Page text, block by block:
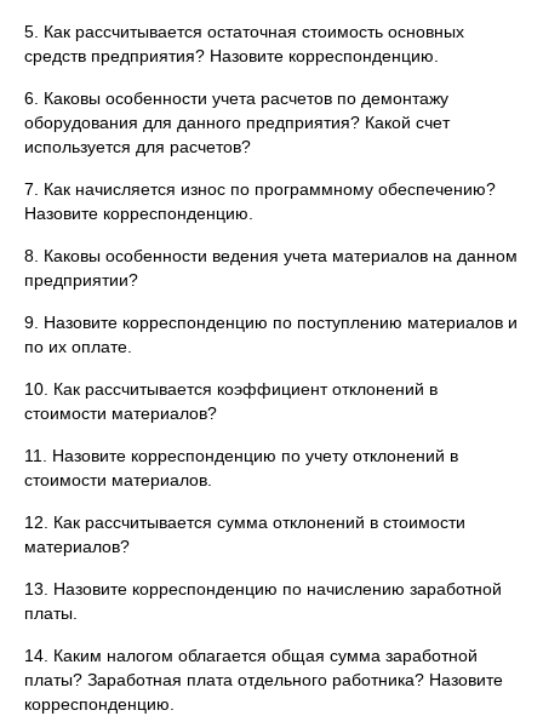
5. Как рассчитывается остаточная стоимость основных
средств предприятия? Назовите корреспонденцию.
6. Каковы особенности учета расчетов по демонтажу
оборудования для данного предприятия? Какой счет
используется для расчетов?
7. Как начисляется износ по программному обеспечению?
Назовите корреспонденцию.
8. Каковы особенности ведения учета материалов на данном
предприятии?
9. Назовите корреспонденцию по поступлению материалов и
по их оплате.
10. Как рассчитывается коэффициент отклонений в
стоимости материалов?
11. Назовите корреспонденцию по учету отклонений в
стоимости материалов.
12. Как рассчитывается сумма отклонений в стоимости
материалов?
13. Назовите корреспонденцию по начислению заработной
платы.
14. Каким налогом облагается общая сумма заработной
платы? Заработная плата отдельного работника? Назовите
корреспонденцию.